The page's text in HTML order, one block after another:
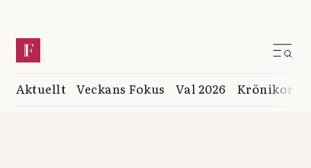
Aktuellt Veckans Fokus Val 2026 Krönikor